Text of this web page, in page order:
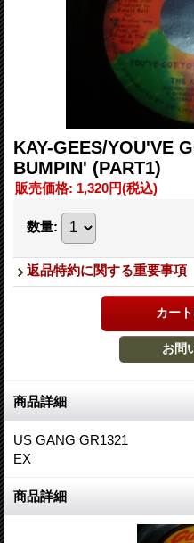
KAY-GEES/YOU'VE
BUMPIN' (PART1)
販売価格: 1,320円(税込)
数量:
返品特約に関する重要事項
商品詳細
US GANG GR1321
EX
商品詳細